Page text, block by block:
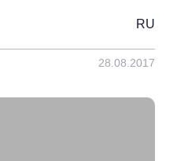
RU
28.08.2017